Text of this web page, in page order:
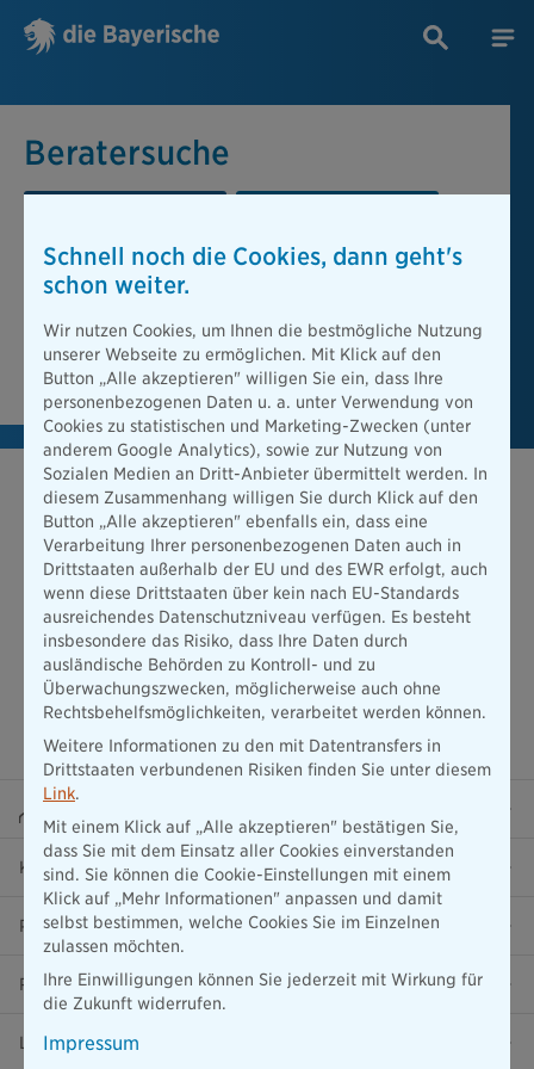
Beratersuche
Beratersuche
PLZ oder Ort
Berater finden
Karriere
Presse
Ratgeber
Lob & Kritik
Schnell noch die Cookies, dann geht's
schon weiter.
Wir nutzen Cookies, um Ihnen die bestmögliche Nutzung
unserer Webseite zu ermöglichen. Mit Klick auf den
Button „Alle akzeptieren" willigen Sie ein, dass Ihre
personenbezogenen Daten u. a. unter Verwendung von
Cookies zu statistischen und Marketing-Zwecken (unter
anderem Google Analytics), sowie zur Nutzung von
Sozialen Medien an Dritt-Anbieter übermittelt werden. In
diesem Zusammenhang willigen Sie durch Klick auf den
Button „Alle akzeptieren" ebenfalls ein, dass eine
Verarbeitung Ihrer personenbezogenen Daten auch in
Drittstaaten außerhalb der EU und des EWR erfolgt, auch
wenn diese Drittstaaten über kein nach EU-Standards
ausreichendes Datenschutzniveau verfügen. Es besteht
insbesondere das Risiko, dass Ihre Daten durch
ausländische Behörden zu Kontroll- und zu
Überwachungszwecken, möglicherweise auch ohne
Rechtsbehelfsmöglichkeiten, verarbeitet werden können.
Weitere Informationen zu den mit Datentransfers in
Drittstaaten verbundenen Risiken finden Sie unter diesem
Link.
Mit einem Klick auf „Alle akzeptieren" bestätigen Sie,
dass Sie mit dem Einsatz aller Cookies einverstanden
sind. Sie können die Cookie-Einstellungen mit einem
Klick auf „Mehr Informationen" anpassen und damit
selbst bestimmen, welche Cookies Sie im Einzelnen
zulassen möchten.
Ihre Einwilligungen können Sie jederzeit mit Wirkung für
die Zukunft widerrufen.
Impressum